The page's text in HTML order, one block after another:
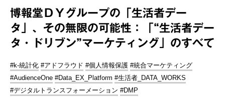
博報堂ＤＹグループの「生活者デー
タ」、その無限の可能性：「“生活者デー
タ・ドリブン”マーケティング」のすべて
#k-統計化 #アドフラウド #個人情報保護 #統合マーケティング
#AudienceOne #Data_EX_Platform #生活者_DATA_WORKS
#デジタルトランスフォーメーション #DMP